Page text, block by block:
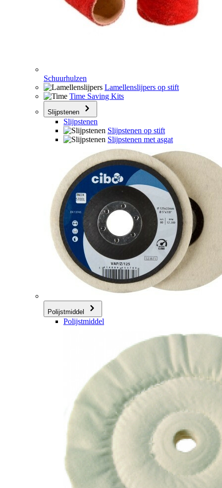
Schuurhulzen
Lamellenslijpers op stift
Time Saving Kits
Slijpstenen
Slijpstenen
Slijpstenen op stift
Slijpstenen met asgat
Polijstmiddel
Polijstmiddel